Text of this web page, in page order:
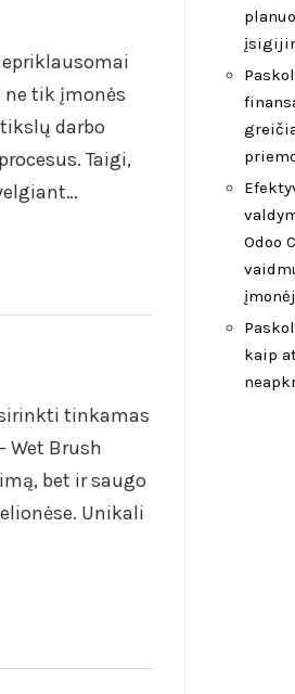
ne tik įmonės
darbo
Taigi,
tinkamas
Wet Brush
bet ir saugo
Unikali
Odoo
kaip